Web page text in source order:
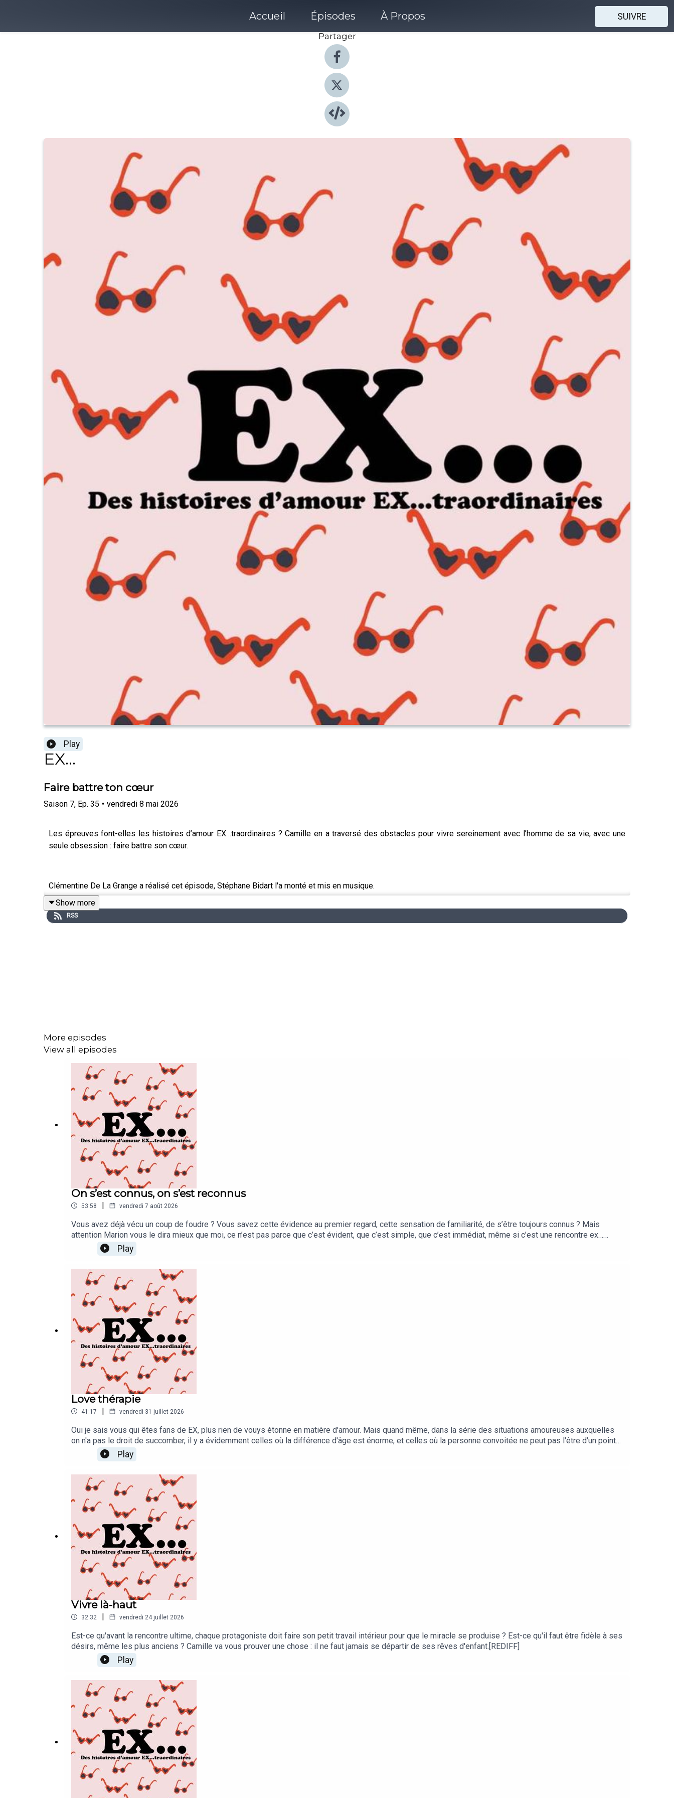
Accueil Épisodes À Propos
SUIVRE
Partager
Play
EX...
Faire battre ton cœur
Saison 7, Ep. 35 • vendredi 8 mai 2026
Les épreuves font-elles les histoires d’amour EX…traordinaires ? Camille en a traversé des obstacles pour vivre sereinement avec l’homme de sa vie, avec une
seule obsession : faire battre son cœur.
Clémentine De La Grange a réalisé cet épisode, Stéphane Bidart l'a monté et mis en musique.
🔗 Retrouvez-moi sur
Show more
RSS
More episodes
View all episodes
On s’est connus, on s’est reconnus
53:58 | vendredi 7 août 2026
Vous avez déjà vécu un coup de foudre ? Vous savez cette évidence au premier regard, cette sensation de familiarité, de s’être toujours connus ? Mais
attention Marion vous le dira mieux que moi, ce n’est pas parce que c’est évident, que c’est simple, que c’est immédiat, même si c’est une rencontre ex…
traordinaire.[REDIFF]
Play
Love thérapie
41:17 | vendredi 31 juillet 2026
Oui je sais vous qui êtes fans de EX, plus rien de vouys étonne en matière d'amour. Mais quand même, dans la série des situations amoureuses auxquelles
on n'a pas le droit de succomber, il y a évidemment celles où la différence d'âge est énorme, et celles où la personne convoitée ne peut pas l'être d'un point
de vue déontologique... Vous me voyez venir ? Évidemment Mathilde a cumulé les deux, et ça, c'est vraiment EX...traordinaire.[REDIFF]
Play
Vivre là-haut
32:32 | vendredi 24 juillet 2026
Est-ce qu'avant la rencontre ultime, chaque protagoniste doit faire son petit travail intérieur pour que le miracle se produise ? Est-ce qu'il faut être fidèle à ses
désirs, même les plus anciens ? Camille va vous prouver une chose : il ne faut jamais se départir de ses rêves d'enfant.[REDIFF]
Play